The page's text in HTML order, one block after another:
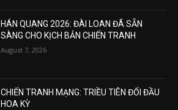
HÁN QUANG 2026: ĐÀI LOAN ĐÃ SẴN
SÀNG CHO KỊCH BẢN CHIẾN TRANH
August 7, 2026
CHIẾN TRANH MẠNG: TRIỀU TIÊN ĐỐI ĐẦU
HOA KỲ